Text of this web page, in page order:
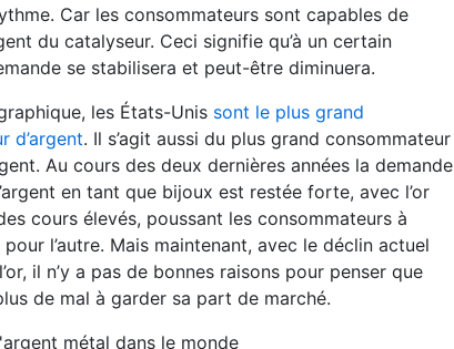
Car les consommateurs sont capables de
du catalyseur. Ceci signifie qu’à un certain
se stabilisera et peut-être diminuera.
les États-Unis sont le plus grand
d’argent. Il s’agit aussi du plus grand consommateur
Au cours des deux dernières années la demande
en tant que bijoux est restée forte, avec l’or
cours élevés, poussant les consommateurs à
pour l’autre. Mais maintenant, avec le déclin actuel
il n’y a pas de bonnes raisons pour penser que
de mal à garder sa part de marché.